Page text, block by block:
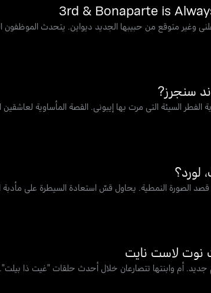
وغير متوقع من حبيبها الجديد ديواين. يتحدث الموظفون
السيئة التي مرت بها إيبوني. القصة المأساوية لعاشقين
الصورة النمطية. يحاول قسّ استعادة السيطرة على مأدبة
جديد. أم وابنتها تتصارعان خلال أحدث حلقات "غيت ذا بيلت".